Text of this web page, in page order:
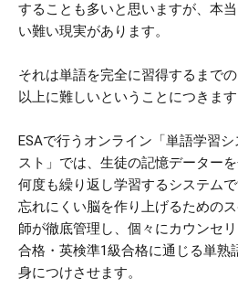
することも多いと思いますが、本
い難い現実があります。
それは単語を完全に習得するまで
以上に難しいということにつきます
ESAで行うオンライン「単語学習
スト」では、生徒の記憶データー
何度も繰り返し学習するシステム
忘れにくい脳を作り上げるための
師が徹底管理し、個々にカウンセ
合格・英検準1級合格に通じる単熟
身につけさせます。